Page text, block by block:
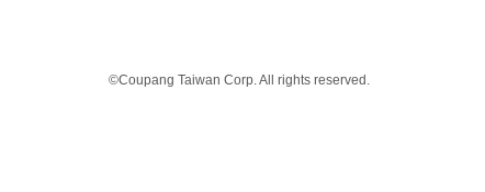
©Coupang Taiwan Corp. All rights reserved.